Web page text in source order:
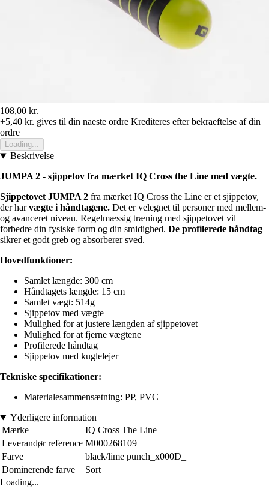
108,00 kr.
+5,40 kr. gives til din naeste ordre Krediteres efter bekraeftelse af din
ordre
Loading...
Beskrivelse
JUMPA 2 - sjippetov fra mærket IQ Cross the Line med vægte.
Sjippetovet JUMPA 2 fra mærket IQ Cross the Line er et sjippetov,
der harvægte i håndtagene. Det er velegnet til personer med mellem-
og avanceret niveau. Regelmæssig træning med sjippetovet vil
forbedre din fysiske form og din smidighed. De profilerede håndtag
sikrer et godt greb og absorberer sved.
Hovedfunktioner:
Samlet længde: 300 cm
Håndtagets længde: 15 cm
Samlet vægt: 514g
Sjippetov med vægte
Mulighed for at justere længden af sjippetovet
Mulighed for at fjerne vægtene
Profilerede håndtag
Sjippetov med kuglelejer
Tekniske specifikationer:
Materialesammensætning: PP, PVC
Yderligere information
Mærke
IQ Cross The Line
Leverandør reference M000268109
Farve
black/lime punch_x000D_
Dominerende farve
Sort
Loading...